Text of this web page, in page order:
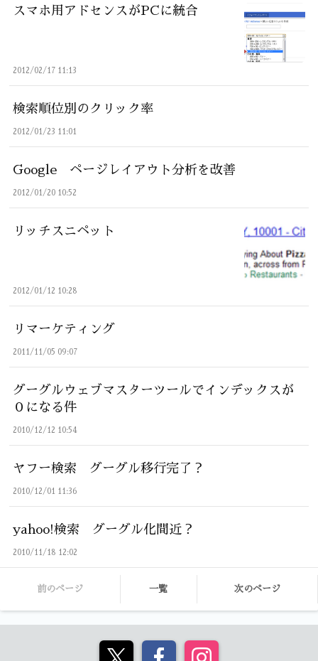
スマホ用アドセンスがPCに統合
2012/02/17 11:13
検索順位別のクリック率
2012/01/23 11:01
Google ページレイアウト分析を改善
2012/01/20 10:52
リッチスニペット
2012/01/12 10:28
リマーケティング
2011/11/05 09:07
グーグルウェブマスターツールでインデックスが
０になる件
2010/12/12 10:54
ヤフー検索 グーグル移行完了？
2010/12/01 11:36
yahoo!検索 グーグル化間近？
2010/11/18 12:02
前のページ 一覧 次のページ